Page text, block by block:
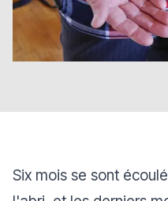
Six mois se sont